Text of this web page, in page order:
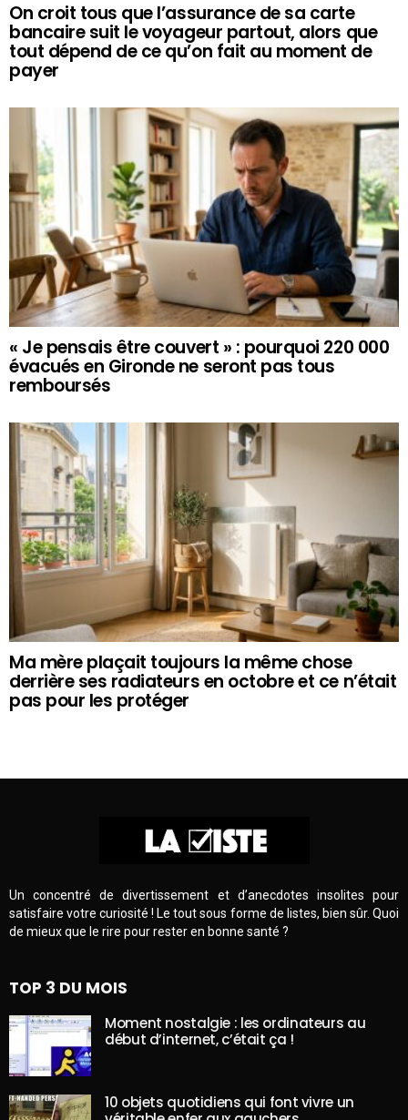
On croit tous que l’assurance de sa carte
bancaire suit le voyageur partout, alors que
tout dépend de ce qu’on fait au moment de
payer
« Je pensais être couvert » : pourquoi 220 000
évacués en Gironde ne seront pas tous
remboursés
Ma mère plaçait toujours la même chose
derrière ses radiateurs en octobre et ce n’était
pas pour les protéger
Un concentré de divertissement et d’anecdotes insolites pour
satisfaire votre curiosité ! Le tout sous forme de listes, bien sûr. Quoi
de mieux que le rire pour rester en bonne santé ?
TOP 3 DU MOIS
Moment nostalgie : les ordinateurs au
début d’internet, c’était ça !
10 objets quotidiens qui font vivre un